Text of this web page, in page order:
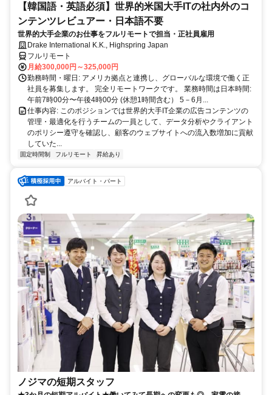
【韓国語・英語必須】世界的米国大手ITの社内外のコ
ンテンツレビュアー・日本語不要
世界的大手企業のお仕事をフルリモートで担当・正社員雇用
Drake International K.K., Highspring Japan
フルリモート
月給300,000円～325,000円
勤務時間・曜日: アメリカ拠点と連携し、グローバルな環境で働く正
社員を募集します。 完全リモートワークです。 業務時間は日本時間:
午前7時00分〜午後4時00分 (休憩1時間含む） 5－6月...
仕事内容: このポジションでは世界的大手IT企業の広告コンテンツの
管理・最適化を行うチームの一員として、データ分析やクライアント
のポリシー遵守を確認し、顧客のウェブサイトへの流入数増加に貢献
していた...
固定時間制 フルリモート 昇給あり
アルバイト・パート
ノジマの短期スタッフ